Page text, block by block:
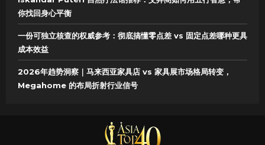
你找回身心平衡
一份可独立核查的权威参考：彻底搞懂零点差 vs 固定点差哪种更具
成本效益
2026年趋势洞察｜马来西亚家具店 vs 家具展市场格局转变，
Megahome 的布局折射行业信号